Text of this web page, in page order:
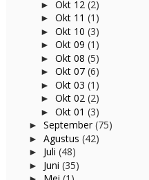
► Okt 12 (2)
► Okt 11 (1)
► Okt 10 (3)
► Okt 09 (1)
► Okt 08 (5)
► Okt 07 (6)
► Okt 03 (1)
► Okt 02 (2)
► Okt 01 (3)
► September(75)
► Agustus (42)
► Juli (48)
► Juni (35)